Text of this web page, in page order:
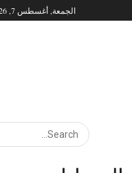
الجمعة, أغسطس 7, 2026